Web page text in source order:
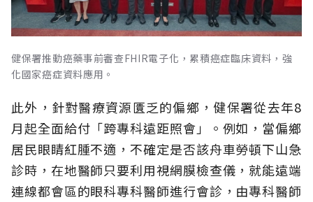
健保署推動癌藥事前審查FHIR電子化，累積癌症臨床資料，強
化國家癌症資料應用。
此外，針對醫療資源匱乏的偏鄉，健保署從去年8
月起全面給付「跨專科遠距照會」。例如，當偏鄉
居民眼睛紅腫不適，不確定是否該舟車勞頓下山急
診時，在地醫師只要利用視網膜檢查儀，就能遠端
連線都會區的眼科專科醫師進行會診，由專科醫師